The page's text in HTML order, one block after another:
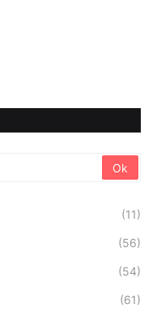
(11)
(56)
(54)
(61)